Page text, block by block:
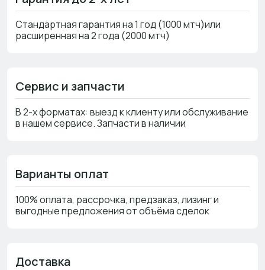
Стандартная гарантия на 1 год (1000 мтч)или
расширенная на 2 года (2000 мтч)
Сервис и запчасти
В 2-х форматах: выезд к клиенту или обслуживание
в нашем сервисе. Запчасти в наличии
Варианты оплат
100% оплата, рассрочка, предзаказ, лизинг и
выгодные предложения от объёма сделок
Доставка